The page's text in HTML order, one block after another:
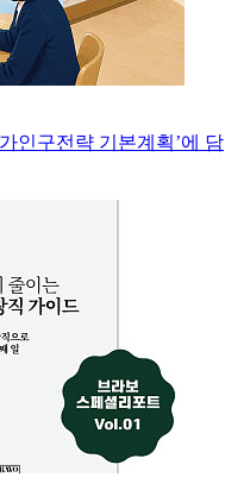
인구전략 기본계획’에 담